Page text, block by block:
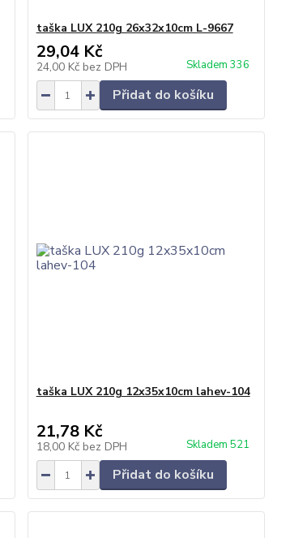
taška LUX 210g 26x32x10cm L-9667
29,04 Kč
24,00 Kč bez DPH Skladem 336
Přidat do košíku
taška LUX 210g 12x35x10cm lahev-104
21,78 Kč
18,00 Kč bez DPH Skladem 521
Přidat do košíku